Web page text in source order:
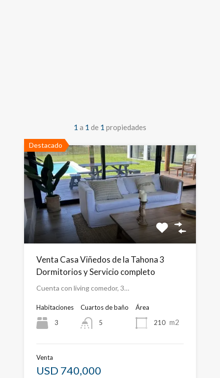
1 a 1 de 1 propiedades
Destacado
Venta Casa Viñedos de la Tahona 3
Dormitorios y Servicio completo
Cuenta con living comedor, 3…
Habitaciones
3
Cuartos de baño
5
Área
210 m2
Venta
USD 740,000